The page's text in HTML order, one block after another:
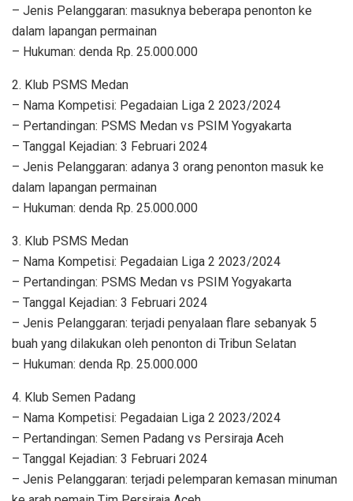
– Jenis Pelanggaran: masuknya beberapa penonton ke
dalam lapangan permainan
– Hukuman: denda Rp. 25.000.000
2. Klub PSMS Medan
– Nama Kompetisi: Pegadaian Liga 2 2023/2024
– Pertandingan: PSMS Medan vs PSIM Yogyakarta
– Tanggal Kejadian: 3 Februari 2024
– Jenis Pelanggaran: adanya 3 orang penonton masuk ke
dalam lapangan permainan
– Hukuman: denda Rp. 25.000.000
3. Klub PSMS Medan
– Nama Kompetisi: Pegadaian Liga 2 2023/2024
– Pertandingan: PSMS Medan vs PSIM Yogyakarta
– Tanggal Kejadian: 3 Februari 2024
– Jenis Pelanggaran: terjadi penyalaan flare sebanyak 5
buah yang dilakukan oleh penonton di Tribun Selatan
– Hukuman: denda Rp. 25.000.000
4. Klub Semen Padang
– Nama Kompetisi: Pegadaian Liga 2 2023/2024
– Pertandingan: Semen Padang vs Persiraja Aceh
– Tanggal Kejadian: 3 Februari 2024
– Jenis Pelanggaran: terjadi pelemparan kemasan minuman